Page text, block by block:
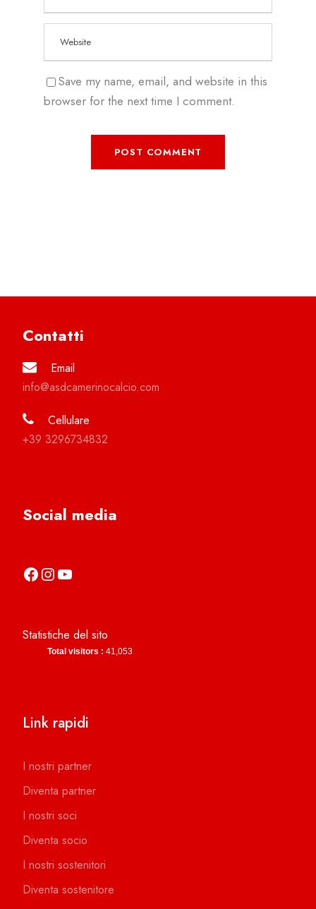
Save my name, email, and website in this
browser for the next time I comment.
Contatti
Email
info@asdcamerinocalcio.com
Cellulare
+39 3296734832
Social media
https://it-it.facebook.com/asdcamerinocalcio https://www.instagram.com/camerinocalcio/ https://www.youtube.com/channel/UCl4n2co-g2dZSKsLZ-lZy9g
Statistiche del sito
Total visitors : 41,053
Link rapidi
I nostri partner
Diventa partner
I nostri soci
Diventa socio
I nostri sostenitori
Diventa sostenitore